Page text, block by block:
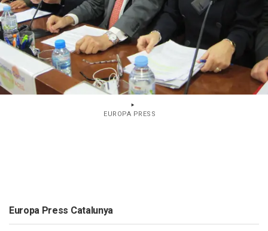
EUROPA PRESS
Europa Press Catalunya